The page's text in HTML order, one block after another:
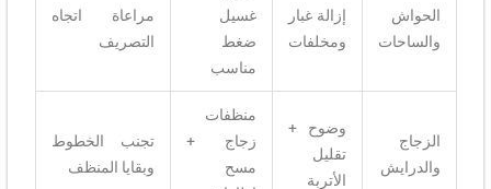
الحواش
والساحات
إزالة غبار
ومخلفات
غسيل
ضغط
مناسب
مراعاة اتجاه
التصريف
الزجاج
والدرايش
وضوح +
تقليل
الأتربة
منظفات
زجاج +
مسح
تجنب الخطوط
وبقايا المنظف